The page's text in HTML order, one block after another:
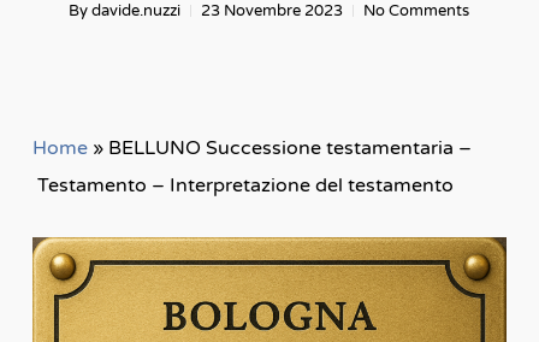
By davide.nuzzi 23 Novembre 2023 No Comments
Home» BELLUNO Successione testamentaria –
Testamento – Interpretazione del testamento